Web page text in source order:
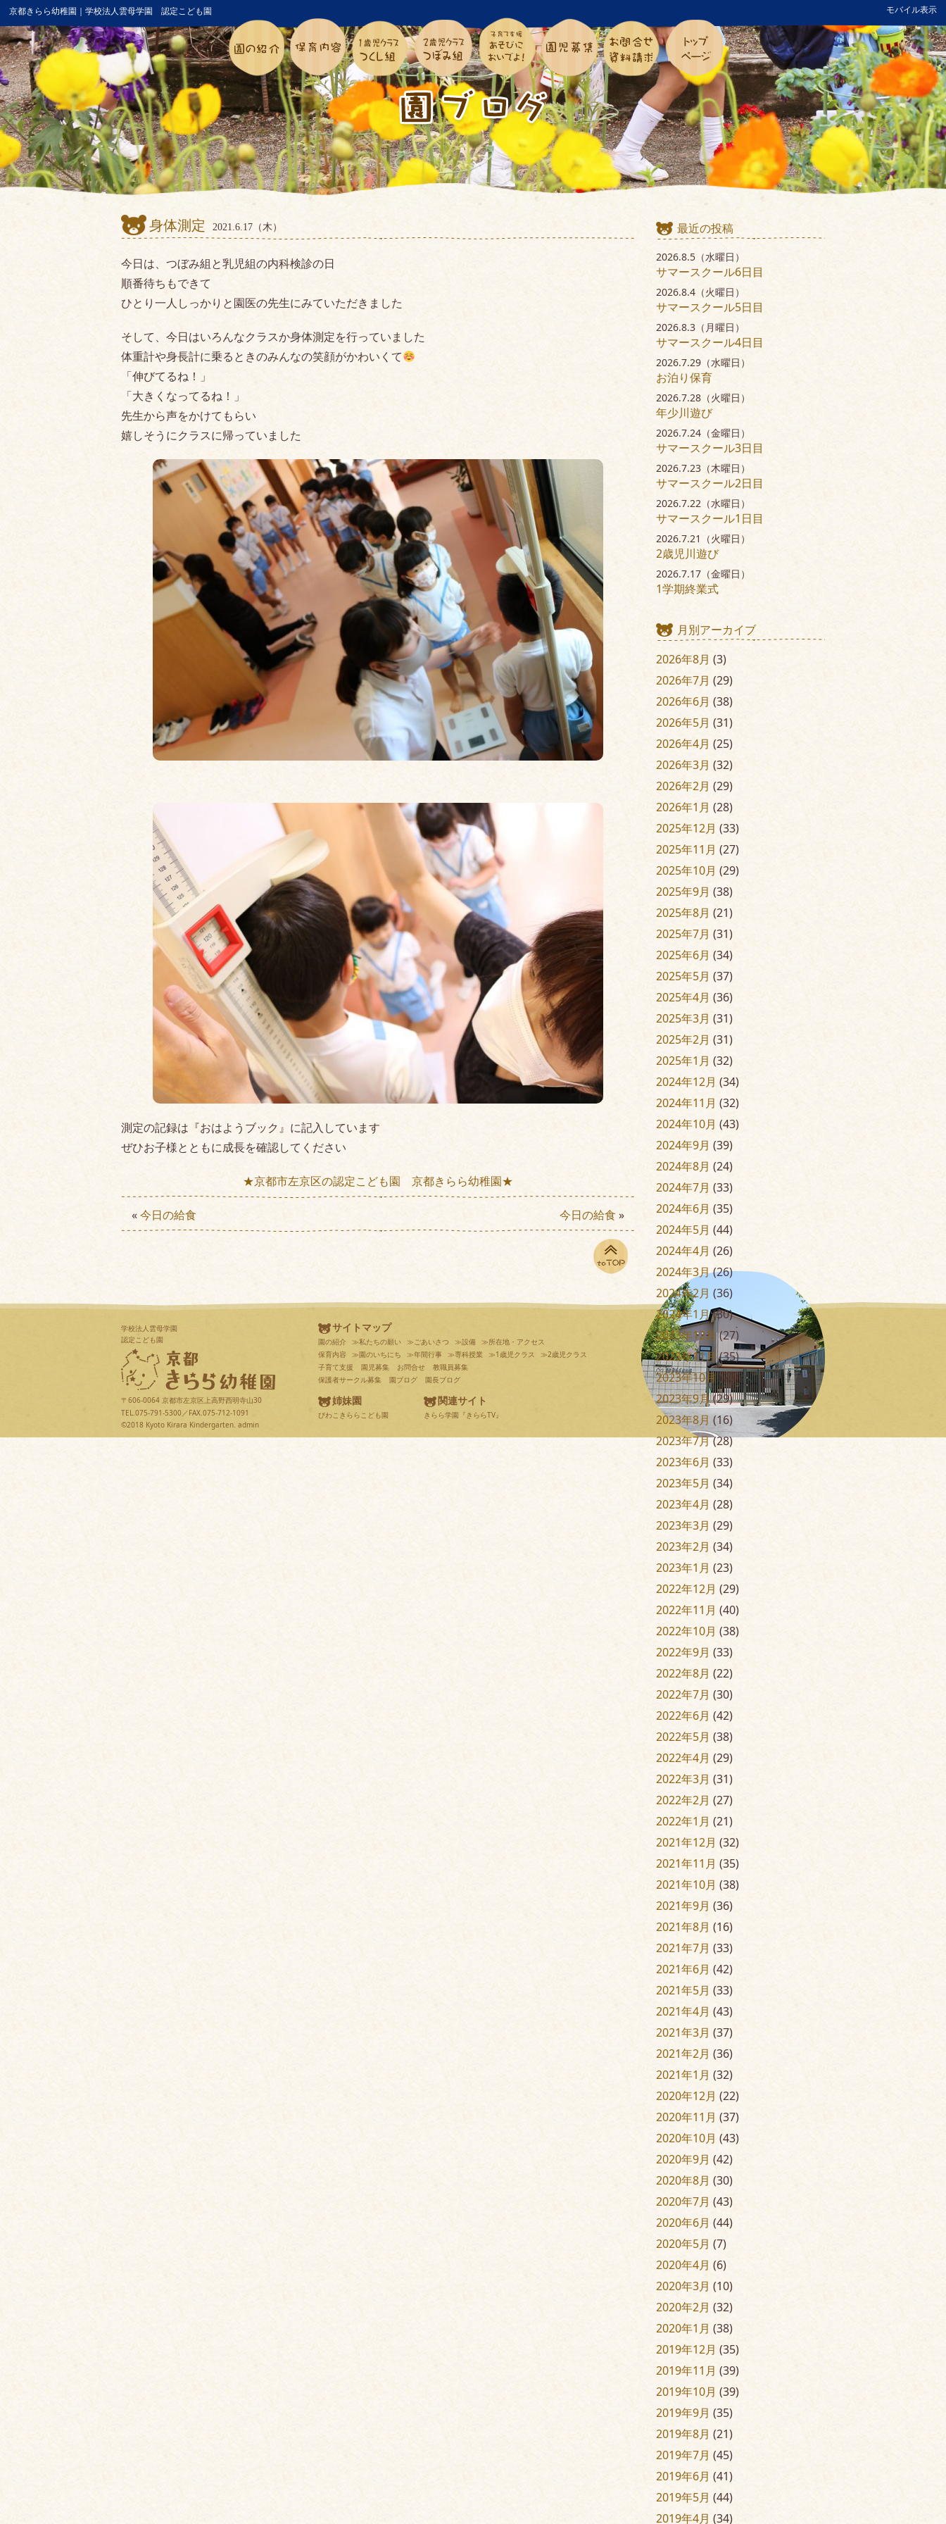
京都きらら幼稚園｜学校法人雲母学園 認定こども園 モバイル表示
身体測定 2021.6.17（木）
今日は、つぼみ組と乳児組の内科検診の日
順番待ちもできて
ひとり一人しっかりと園医の先生にみていただきました
そして、今日はいろんなクラスか身体測定を行っていました
体重計や身長計に乗るときのみんなの笑顔がかわいくて
「伸びてるね！」
「大きくなってるね！」
先生から声をかけてもらい
嬉しそうにクラスに帰っていました
測定の記録は『おはようブック』に記入しています
ぜひお子様とともに成長を確認してください
★京都市左京区の認定こども園 京都きらら幼稚園★
«今日の給食 今日の給食 »
最近の投稿
2026.8.5（水曜日）
サマースクール6日目
2026.8.4（火曜日）
サマースクール5日目
2026.8.3（月曜日）
サマースクール4日目
2026.7.29（水曜日）
お泊り保育
2026.7.28（火曜日）
年少川遊び
2026.7.24（金曜日）
サマースクール3日目
2026.7.23（木曜日）
サマースクール2日目
2026.7.22（水曜日）
サマースクール1日目
2026.7.21（火曜日）
2歳児川遊び
2026.7.17（金曜日）
1学期終業式
月別アーカイブ
2026年8月 (3)
2026年7月 (29)
2026年6月 (38)
2026年5月 (31)
2026年4月 (25)
2026年3月 (32)
2026年2月 (29)
2026年1月 (28)
2025年12月 (33)
2025年11月 (27)
2025年10月 (29)
2025年9月 (38)
2025年8月 (21)
2025年7月 (31)
2025年6月 (34)
2025年5月 (37)
2025年4月 (36)
2025年3月 (31)
2025年2月 (31)
2025年1月 (32)
2024年12月 (34)
2024年11月 (32)
2024年10月 (43)
2024年9月 (39)
2024年8月 (24)
2024年7月 (33)
2024年6月 (35)
2024年5月 (44)
2024年4月 (26)
2024年3月(26)
2024年2月 (36)
2024年1月(30)
2023年12月(27)
2023年11月(35)
2023年10月(27)
2023年9月(29)
2023年8月 (16)
2023年7月(28)
2023年6月 (33)
2023年5月 (34)
2023年4月 (28)
2023年3月 (29)
2023年2月 (34)
2023年1月 (23)
2022年12月 (29)
2022年11月 (40)
2022年10月 (38)
2022年9月 (33)
2022年8月 (22)
2022年7月 (30)
2022年6月 (42)
2022年5月 (38)
2022年4月 (29)
2022年3月 (31)
2022年2月 (27)
2022年1月 (21)
2021年12月 (32)
2021年11月 (35)
2021年10月 (38)
2021年9月 (36)
2021年8月 (16)
2021年7月 (33)
2021年6月 (42)
2021年5月 (33)
2021年4月 (43)
2021年3月 (37)
2021年2月 (36)
2021年1月 (32)
2020年12月 (22)
2020年11月 (37)
2020年10月 (43)
2020年9月 (42)
2020年8月 (30)
2020年7月 (43)
2020年6月 (44)
2020年5月 (7)
2020年4月 (6)
2020年3月 (10)
2020年2月 (32)
2020年1月 (38)
2019年12月 (35)
2019年11月 (39)
2019年10月 (39)
2019年9月 (35)
2019年8月 (21)
2019年7月 (45)
2019年6月 (41)
2019年5月 (44)
2019年4月 (34)
学校法人雲母学園
認定こども園
〒606-0064 京都市左京区上高野西明寺山30
TEL.075-791-5300／FAX.075-712-1091
©2018 Kyoto Kirara Kindergarten. admin
サイトマップ
園の紹介 ≫私たちの願い ≫ごあいさつ ≫設備 ≫所在地・アクセス
保育内容
≫園のいちにち ≫年間行事 ≫専科授業 ≫1歳児クラス
≫2歳児クラス
子育て支援
園児募集 お問合せ
教職員募集
保護者サークル募集
園ブログ 園長ブログ
姉妹園
びわこきららこども園
関連サイト
きらら学園『きららTV』